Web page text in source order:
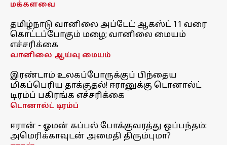
மக்களவை
தமிழ்நாடு வானிலை அப்டேட்: ஆகஸ்ட் 11 வரை
கொட்டப்போகும் மழை; வானிலை மையம்
எச்சரிக்கை
வானிலை ஆய்வு மையம்
இரண்டாம் உலகப்போருக்குப் பிந்தைய
மிகப்பெரிய தாக்குதல்! ஈரானுக்கு டொனால்ட்
டிரம்ப் பகிரங்க எச்சரிக்கை
டொனால்ட் டிரம்ப்
ஈரான் - ஓமன் கப்பல் போக்குவரத்து ஒப்பந்தம்:
அமெரிக்காவுடன் அமைதி திரும்புமா?